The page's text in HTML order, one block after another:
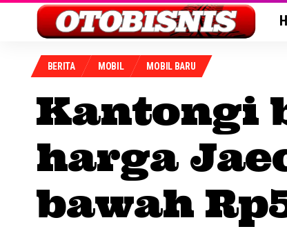
BERITA MOBIL MOBIL BARU
Kantongi
harga
bawah